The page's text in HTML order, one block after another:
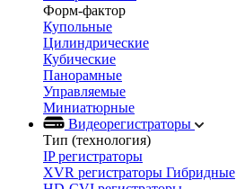
Форм-фактор
Купольные
Цилиндрические
Кубические
Панорамные
Управляемые
Миниатюрные
Видеорегистраторы
Тип (технология)
IP регистраторы
XVR регистраторы Гибридные